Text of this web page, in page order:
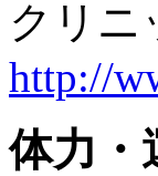
クリ
http://
体力・